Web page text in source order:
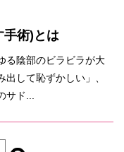
手術)とは
る陰部のビラビラが大
して恥ずかしい」、
サド...